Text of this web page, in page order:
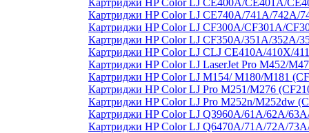
Картриджи HP Color LJ CE400A/CE401A/
Картриджи HP Color LJ CE740A/741A/742A/
Картриджи HP Color LJ CF300A/CF301A/
Картриджи HP Color LJ CF350A/351A/352A/
Картриджи HP Color LJ CLJ CE410A/410X/
Картриджи HP Color LJ LaserJet Pro M452/
Картриджи HP Color LJ M154/ M180/M181
Картриджи HP Color LJ Pro M251/M276
Картриджи HP Color LJ Pro M252n/M252dw
Картриджи HP Color LJ Q3960A/61A/62A/
Картриджи HP Color LJ Q6470A/71A/72A/